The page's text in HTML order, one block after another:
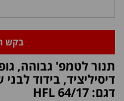
בקש
תנור לטמפ' גבוהה,
דיסיליציד, בידוד
דגם: HFL 64/17